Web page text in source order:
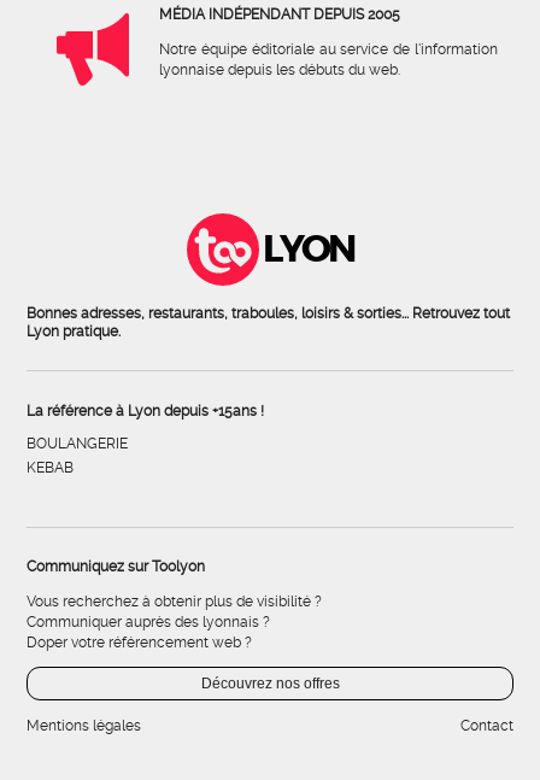
MÉDIA INDÉPENDANT DEPUIS 2005
Notre équipe éditoriale au service de l'information
lyonnaise depuis les débuts du web.
LYON
Bonnes adresses, restaurants, traboules, loisirs & sorties... Retrouvez tout
Lyon pratique.
La référence à Lyon depuis +15ans !
BOULANGERIE
KEBAB
Communiquez sur Toolyon
Vous recherchez à obtenir plus de visibilité ?
Communiquer auprès des lyonnais ?
Doper votre référencement web ?
Découvrez nos offres
Mentions légales Contact